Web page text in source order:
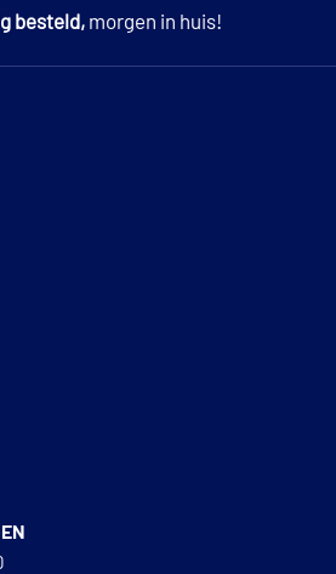
besteld, morgen in huis!